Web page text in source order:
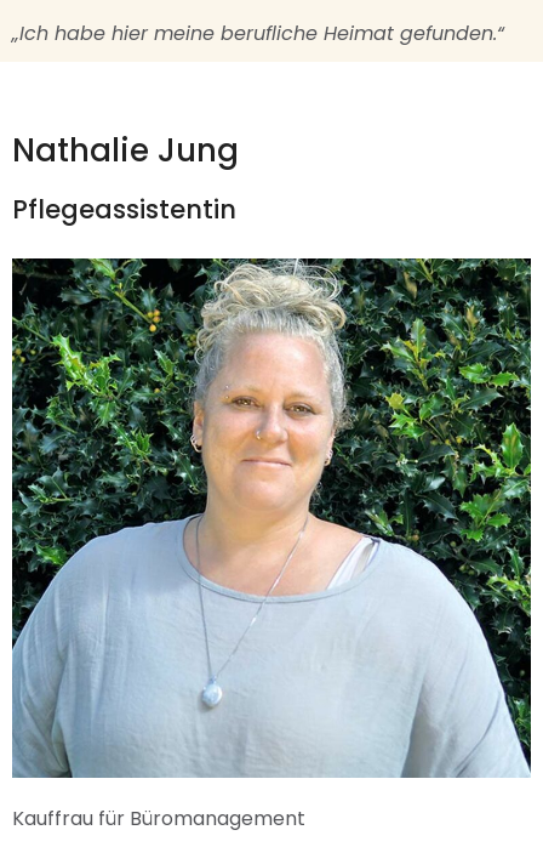
„Ich habe hier meine berufliche Heimat gefunden.“
Nathalie Jung
Pflegeassistentin
Kauffrau für Büromanagement